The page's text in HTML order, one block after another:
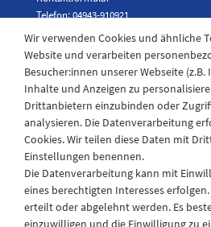
Telefon: 04943-910921
Laden Öffnungszeiten
Montag - Freitag
08:30 - 12:30 und 13.00 - 17.30 Uhr
Samstags
08:30 bis 12:30 Uhr
Wir verwenden Cookies und ähnliche
Website und verarbeiten
Besucher:innen unserer Webseite (z.B.
Inhalte und Anzeigen zu
Drittanbietern einzubinden oder
analysieren. Die Datenverarbeitung
Cookies. Wir teilen diese Daten mit
Einstellungen benennen.
Die Datenverarbeitung kann mit
eines berechtigten Interesses
erteilt oder abgelehnt werden. Es
einzuwilligen und die Einwilligung zu